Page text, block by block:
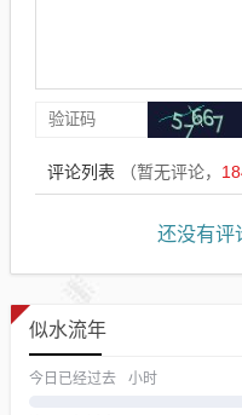
评论列表 （暂无评论，
还没有评
似水流年
今日已经过去 小时